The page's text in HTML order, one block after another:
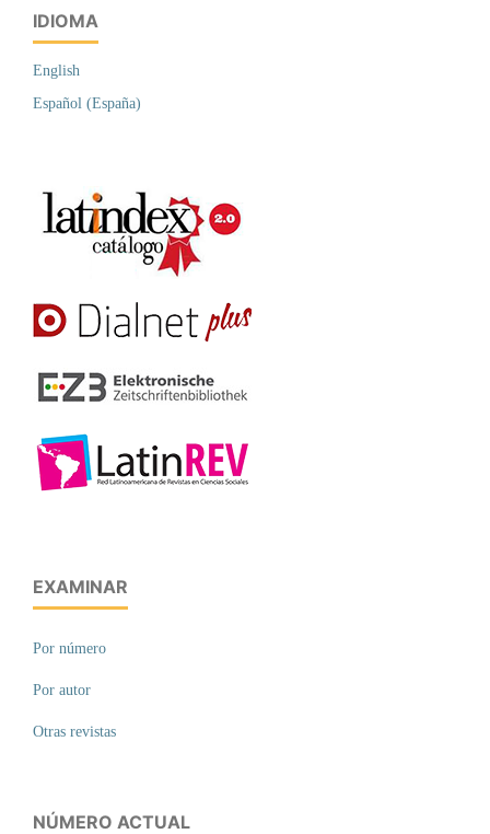
IDIOMA
English
Español (España)
EXAMINAR
Por número
Por autor
Otras revistas
NÚMERO ACTUAL